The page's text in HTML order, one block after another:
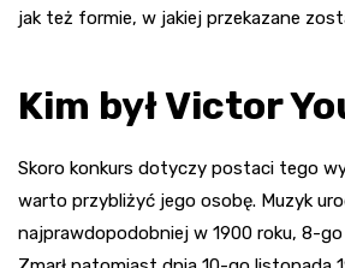
jak też formie, w jakiej przekazane
Kim był Victor
Skoro konkurs dotyczy postaci tego
warto przybliżyć jego osobę. Muzyk
najprawdopodobniej w 1900 roku, 8-